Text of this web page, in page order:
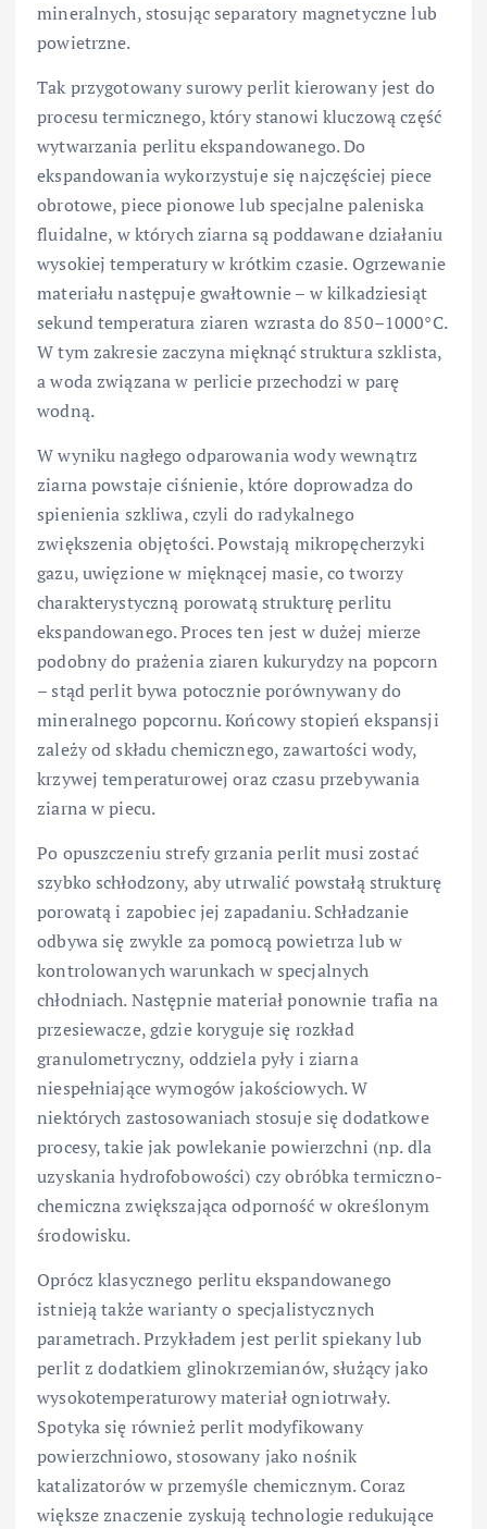
mineralnych, stosując separatory magnetyczne lub
powietrzne.
Tak przygotowany surowy perlit kierowany jest do
procesu termicznego, który stanowi kluczową część
wytwarzania perlitu ekspandowanego. Do
ekspandowania wykorzystuje się najczęściej piece
obrotowe, piece pionowe lub specjalne paleniska
fluidalne, w których ziarna są poddawane działaniu
wysokiej temperatury w krótkim czasie. Ogrzewanie
materiału następuje gwałtownie – w kilkadziesiąt
sekund temperatura ziaren wzrasta do 850–1000°C.
W tym zakresie zaczyna mięknąć struktura szklista,
a woda związana w perlicie przechodzi w parę
wodną.
W wyniku nagłego odparowania wody wewnątrz
ziarna powstaje ciśnienie, które doprowadza do
spienienia szkliwa, czyli do radykalnego
zwiększenia objętości. Powstają mikropęcherzyki
gazu, uwięzione w mięknącej masie, co tworzy
charakterystyczną porowatą strukturę perlitu
ekspandowanego. Proces ten jest w dużej mierze
podobny do prażenia ziaren kukurydzy na popcorn
– stąd perlit bywa potocznie porównywany do
mineralnego popcornu. Końcowy stopień ekspansji
zależy od składu chemicznego, zawartości wody,
krzywej temperaturowej oraz czasu przebywania
ziarna w piecu.
Po opuszczeniu strefy grzania perlit musi zostać
szybko schłodzony, aby utrwalić powstałą strukturę
porowatą i zapobiec jej zapadaniu. Schładzanie
odbywa się zwykle za pomocą powietrza lub w
kontrolowanych warunkach w specjalnych
chłodniach. Następnie materiał ponownie trafia na
przesiewacze, gdzie koryguje się rozkład
granulometryczny, oddziela pyły i ziarna
niespełniające wymogów jakościowych. W
niektórych zastosowaniach stosuje się dodatkowe
procesy, takie jak powlekanie powierzchni (np. dla
uzyskania hydrofobowości) czy obróbka termiczno-
chemiczna zwiększająca odporność w określonym
środowisku.
Oprócz klasycznego perlitu ekspandowanego
istnieją także warianty o specjalistycznych
parametrach. Przykładem jest perlit spiekany lub
perlit z dodatkiem glinokrzemianów, służący jako
wysokotemperaturowy materiał ogniotrwały.
Spotyka się również perlit modyfikowany
powierzchniowo, stosowany jako nośnik
katalizatorów w przemyśle chemicznym. Coraz
większe znaczenie zyskują technologie redukujące